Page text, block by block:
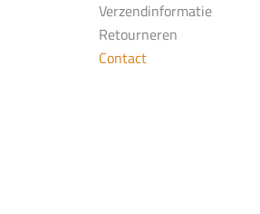
Verzendinformatie
Retourneren
Contact